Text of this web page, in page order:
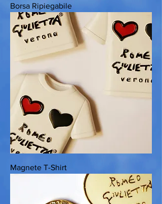
Borsa Ripiegabile
Magnete T-Shirt